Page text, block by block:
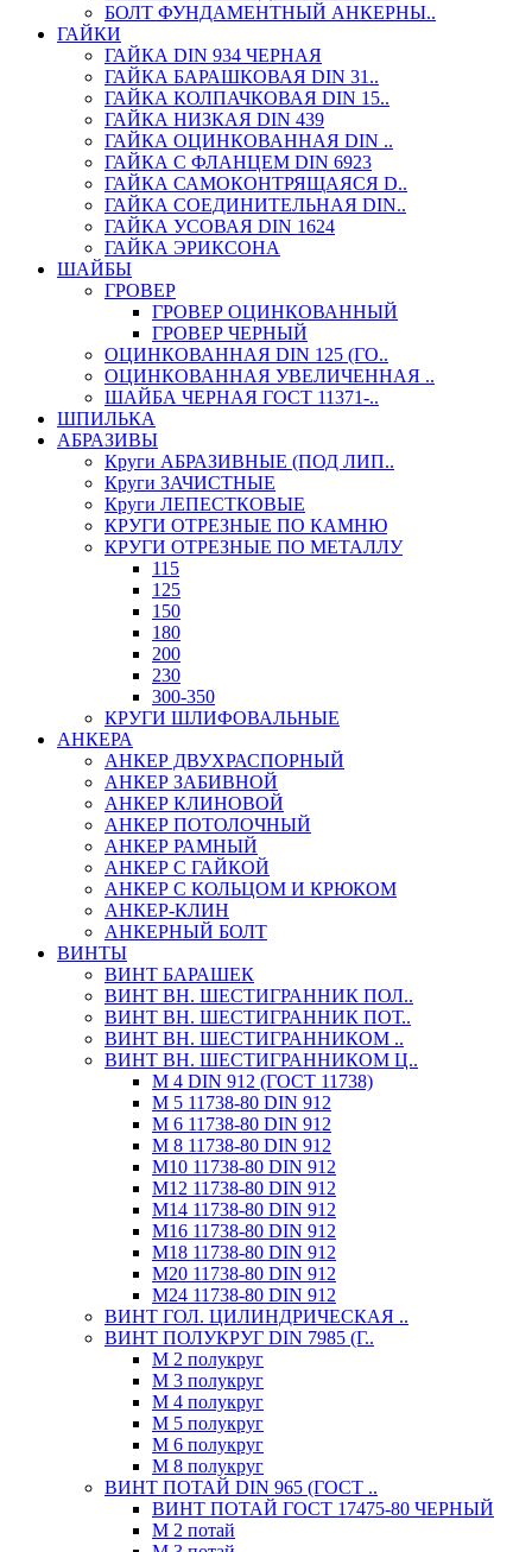
БОЛТ ФУНДАМЕНТНЫЙ АНКЕРНЫ..
ГАЙКИ
ГАЙКА DIN 934 ЧЕРНАЯ
ГАЙКА БАРАШКОВАЯ DIN 31..
ГАЙКА КОЛПАЧКОВАЯ DIN 15..
ГАЙКА НИЗКАЯ DIN 439
ГАЙКА ОЦИНКОВАННАЯ DIN ..
ГАЙКА С ФЛАНЦЕМ DIN 6923
ГАЙКА САМОКОНТРЯЩАЯСЯ D..
ГАЙКА СОЕДИНИТЕЛЬНАЯ DIN..
ГАЙКА УСОВАЯ DIN 1624
ГАЙКА ЭРИКСОНА
ШАЙБЫ
ГРОВЕР
ГРОВЕР ОЦИНКОВАННЫЙ
ГРОВЕР ЧЕРНЫЙ
ОЦИНКОВАННАЯ DIN 125 (ГО..
ОЦИНКОВАННАЯ УВЕЛИЧЕННАЯ ..
ШАЙБА ЧЕРНАЯ ГОСТ 11371-..
ШПИЛЬКА
АБРАЗИВЫ
Круги АБРАЗИВНЫЕ (ПОД ЛИП..
Круги ЗАЧИСТНЫЕ
Круги ЛЕПЕСТКОВЫЕ
КРУГИ ОТРЕЗНЫЕ ПО КАМНЮ
КРУГИ ОТРЕЗНЫЕ ПО МЕТАЛЛУ
115
125
150
180
200
230
300-350
КРУГИ ШЛИФОВАЛЬНЫЕ
АНКЕРА
АНКЕР ДВУХРАСПОРНЫЙ
АНКЕР ЗАБИВНОЙ
АНКЕР КЛИНОВОЙ
АНКЕР ПОТОЛОЧНЫЙ
АНКЕР РАМНЫЙ
АНКЕР С ГАЙКОЙ
АНКЕР С КОЛЬЦОМ И КРЮКОМ
АНКЕР-КЛИН
АНКЕРНЫЙ БОЛТ
ВИНТЫ
ВИНТ БАРАШЕК
ВИНТ ВН. ШЕСТИГРАННИК ПОЛ..
ВИНТ ВН. ШЕСТИГРАННИК ПОТ..
ВИНТ ВН. ШЕСТИГРАННИКОМ ..
ВИНТ ВН. ШЕСТИГРАННИКОМ Ц..
М 4 DIN 912 (ГОСТ 11738)
М 5 11738-80 DIN 912
М 6 11738-80 DIN 912
М 8 11738-80 DIN 912
М10 11738-80 DIN 912
М12 11738-80 DIN 912
М14 11738-80 DIN 912
М16 11738-80 DIN 912
М18 11738-80 DIN 912
М20 11738-80 DIN 912
М24 11738-80 DIN 912
ВИНТ ГОЛ. ЦИЛИНДРИЧЕСКАЯ ..
ВИНТ ПОЛУКРУГ DIN 7985 (Г..
М 2 полукруг
М 3 полукруг
М 4 полукруг
М 5 полукруг
М 6 полукруг
М 8 полукруг
ВИНТ ПОТАЙ DIN 965 (ГОСТ ..
ВИНТ ПОТАЙ ГОСТ 17475-80 ЧЕРНЫЙ
М 2 потай